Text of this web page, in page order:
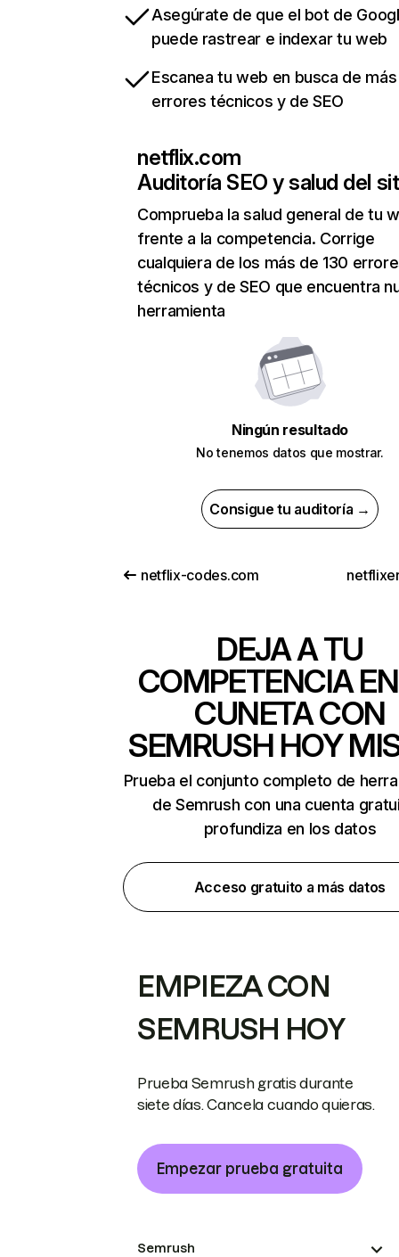
Asegúrate de que el bot de
puede rastrear e indexar tu web
Escanea tu web en busca de
errores técnicos y de SEO
netflix.com
Auditoría SEO y salud del
Comprueba la salud general de tu
frente a la competencia. Corrige
cualquiera de los más de 130
técnicos y de SEO que encuentra
herramienta
Ningún resultado
No tenemos datos que mostrar.
Consigue tu auditoría →
netflix-codes.com
DEJA A TU
COMPETENCIA
CUNETA CON
SEMRUSH HOY
Prueba el conjunto completo de
de Semrush con una cuenta
profundiza en los datos
Acceso gratuito a más datos
EMPIEZA CON
SEMRUSH HOY
Prueba Semrush gratis durante
siete días. Cancela cuando quieras.
Empezar prueba gratuita
Semrush